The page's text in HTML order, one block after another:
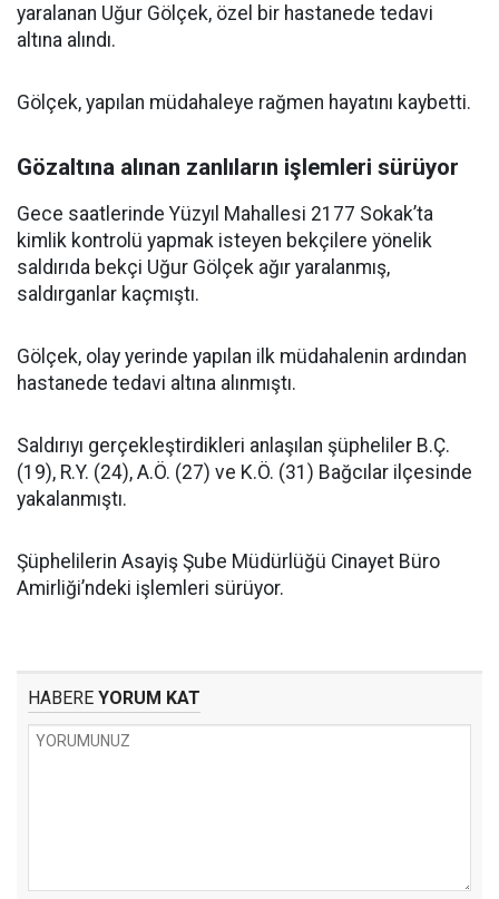
yaralanan Uğur Gölçek, özel bir hastanede tedavi
altına alındı.
Gölçek, yapılan müdahaleye rağmen hayatını kaybetti.
Gözaltına alınan zanlıların işlemleri sürüyor
Gece saatlerinde Yüzyıl Mahallesi 2177 Sokak’ta
kimlik kontrolü yapmak isteyen bekçilere yönelik
saldırıda bekçi Uğur Gölçek ağır yaralanmış,
saldırganlar kaçmıştı.
Gölçek, olay yerinde yapılan ilk müdahalenin ardından
hastanede tedavi altına alınmıştı.
Saldırıyı gerçekleştirdikleri anlaşılan şüpheliler B.Ç.
(19), R.Y. (24), A.Ö. (27) ve K.Ö. (31) Bağcılar ilçesinde
yakalanmıştı.
Şüphelilerin Asayiş Şube Müdürlüğü Cinayet Büro
Amirliği’ndeki işlemleri sürüyor.
HABERE YORUM KAT